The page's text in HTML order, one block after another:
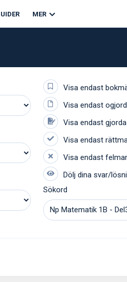
MER
Visa endast gjorda
Sökord